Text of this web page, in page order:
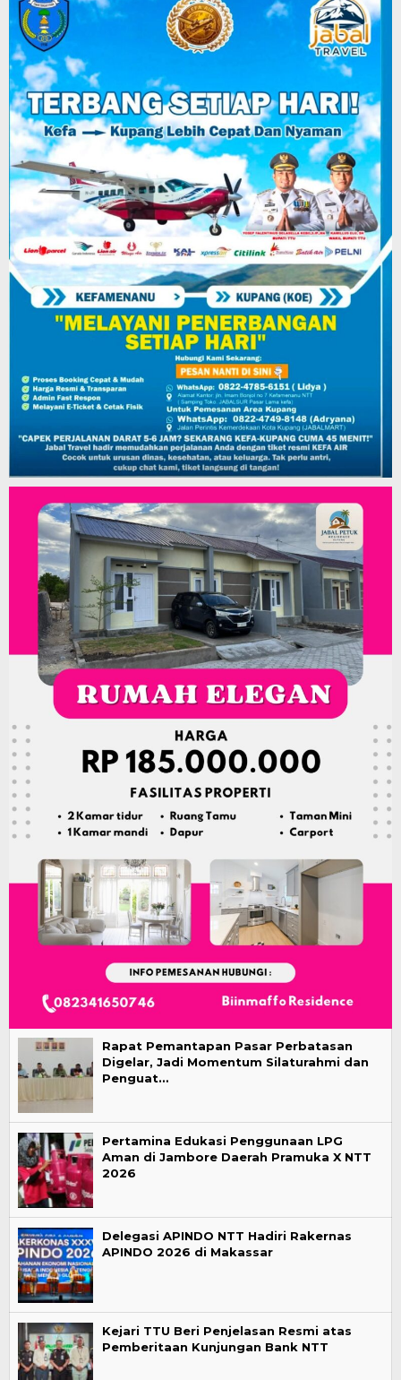
Rapat Pemantapan Pasar Perbatasan
Digelar, Jadi Momentum Silaturahmi dan
Penguat…
Pertamina Edukasi Penggunaan LPG
Aman di Jambore Daerah Pramuka X NTT
2026
Delegasi APINDO NTT Hadiri Rakernas
APINDO 2026 di Makassar
Kejari TTU Beri Penjelasan Resmi atas
Pemberitaan Kunjungan Bank NTT